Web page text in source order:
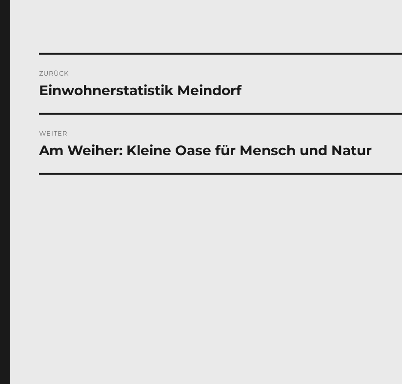
ZURÜCK
Vorheriger
Einwohnerstatistik Meindorf
WEITER
Nächster
Am Weiher: Kleine Oase für Mensch und Natur